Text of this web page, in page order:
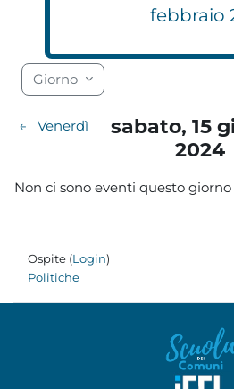
febbraio
Blocchi
Blocchi
Blocchi
Blocchi
Blocchi
Blocchi
Blocchi
Blocchi
Blocchi
Blocchi
Blocchi
Blocchi
Blocchi
Blocchi
Blocchi
Blocchi
Blocchi
Blocchi
Giorno
← Venerdì
sabato, 15
2024
Non ci sono eventi questo giorno
Ospite (Login)
Politiche